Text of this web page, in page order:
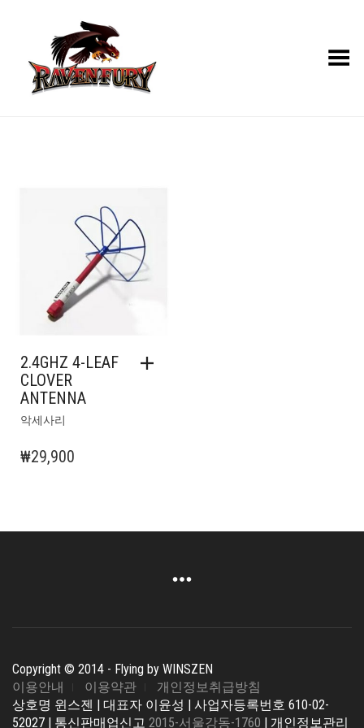
Toggle Menu
2.4GHZ 4-LEAF
CLOVER
ANTENNA
악세사리
₩29,900
Copyright © 2014 - Flying by WINSZEN
이용안내
이용약관
개인정보취급방침
상호명 윈스젠 | 대표자 이윤성 | 사업자등록번호 610-02-
52027 | 통신판매업신고 2015-서울강동-1760 | 개인정보관리